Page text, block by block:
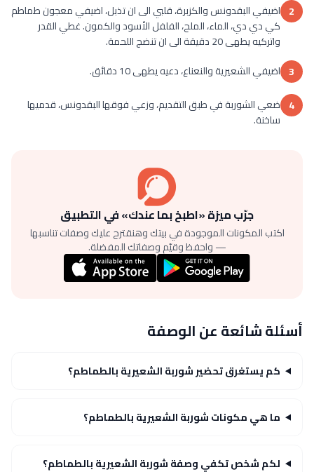
2 اضيفي البقدونس والكزبرة، قلبي الى ان تذبل، اضيفي معجون طماطم
كي دي دي، الماء، الملح، الفلفل الأسود والكمون. غطي القدر
واتركيه يطهى 20 دقيقة الى ان تنضج اللحمة.
3 اضيفي الشعيرية والنعناع، دعيه يطهى 10 دقائق.
4 ضعي الشوربة في طبق التقديم، وزعي فوقها البقدونس، قدميها
ساخنة.
جرّب ميزة «اطبخ بما عندك» في التطبيق
اكتب المكونات الموجودة في بيتك وهنقترح عليك وصفات تناسبها
— واحفظ وقيّم وصفاتك المفضلة.
أسئلة شائعة عن الوصفة
كم يستغرق تحضير شوربة الشعيرية بالطماطم؟
ما هي مكونات شوربة الشعيرية بالطماطم؟
لكم شخص تكفي وصفة شوربة الشعيرية بالطماطم؟